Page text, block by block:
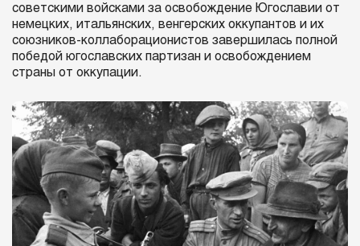
советскими войсками за освобождение Югославии от
немецких, итальянских, венгерских оккупантов и их
союзников-коллаборационистов завершилась полной
победой югославских партизан и освобождением
страны от оккупации.